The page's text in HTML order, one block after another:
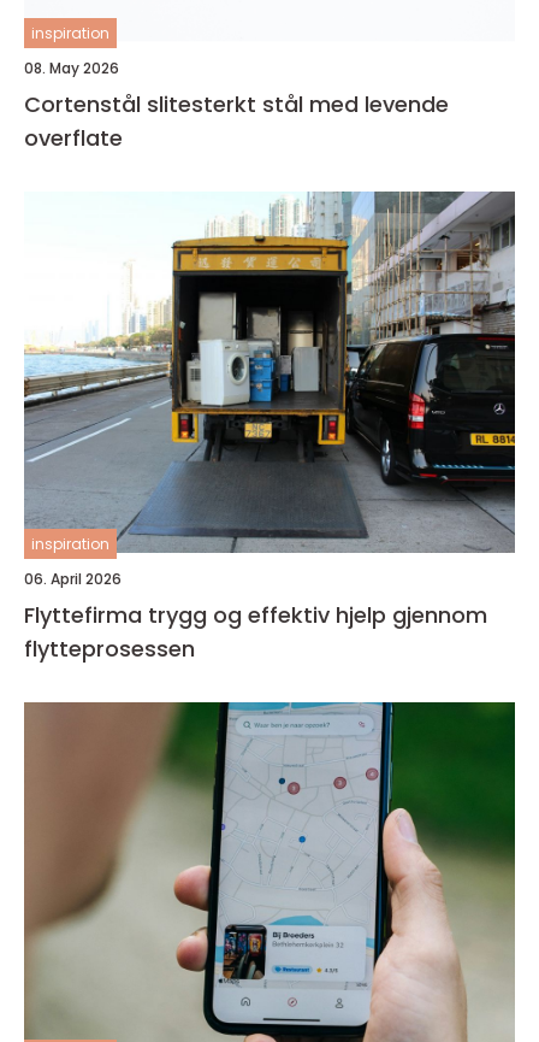
inspiration
08. May 2026
Cortenstål slitesterkt stål med levende
overflate
inspiration
06. April 2026
Flyttefirma trygg og effektiv hjelp gjennom
flytteprosessen